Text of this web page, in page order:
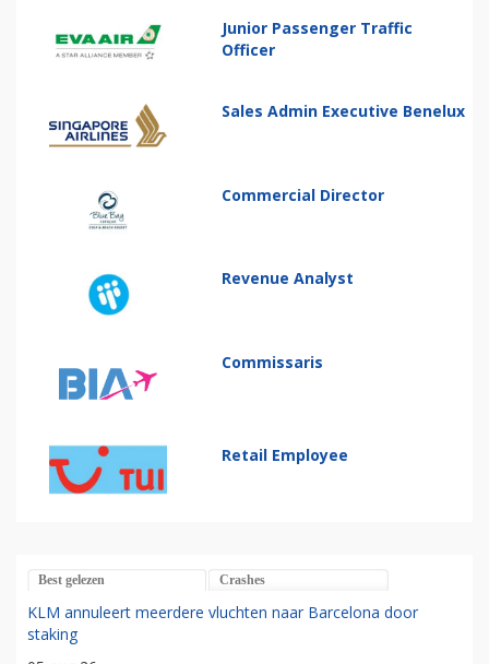
Junior Passenger Traffic
Officer
Sales Admin Executive Benelux
Commercial Director
Revenue Analyst
Commissaris
Retail Employee
Best gelezen Crashes
KLM annuleert meerdere vluchten naar Barcelona door
staking